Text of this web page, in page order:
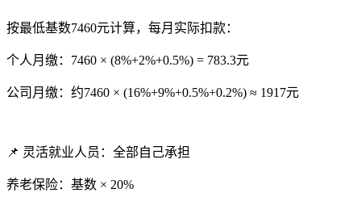
按最低基数7460元计算，每月实际扣款：
个人月缴：7460 × (8%+2%+0.5%) = 783.3元
公司月缴：约7460 × (16%+9%+0.5%+0.2%) ≈ 1917元
📌 灵活就业人员：全部自己承担
养老保险：基数 × 20%